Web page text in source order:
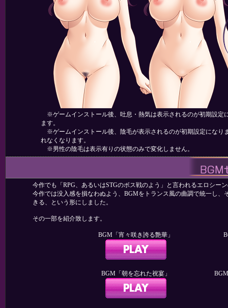
※ゲームインストール後、吐息・熱気は表示されるのが初期設定
ます。
※ゲームインストール後、陰毛が表示されるのが初期設定になり
れなくなります。
※男性の陰毛は表示有りの状態のみで変化しません。
今作でも「RPG、あるいはSTGのボス戦のよう」と言われるエロシー
今作では没入感を損なわぬよう、BGMをトランス風の曲調で統一し
きる、という形にしました。
その一部を紹介致します。
BGM「宵々咲き誇る艶華」
BGM「朝を忘れた祝宴」